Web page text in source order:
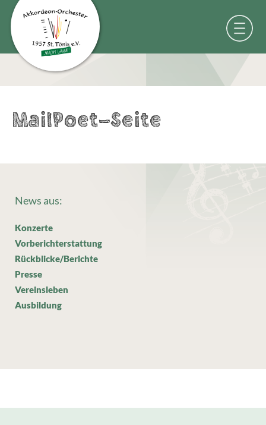
News aus:
Konzerte
Vorberichterstattung
Rückblicke/Berichte
Presse
Vereinsleben
Ausbildung
MailPoet-Seite